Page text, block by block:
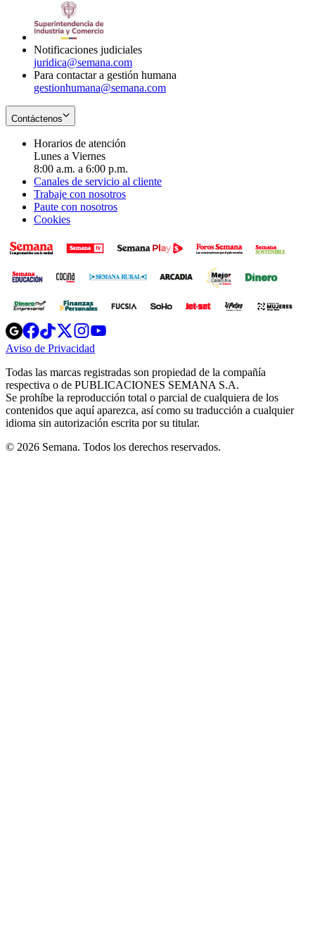
Notificaciones judiciales
juridica@semana.com
Para contactar a gestión humana
gestionhumana@semana.com
Contáctenos
Horarios de atención
Lunes a Viernes
8:00 a.m. a 6:00 p.m.
Canales de servicio al cliente
Trabaje con nosotros
Paute con nosotros
Cookies
Opens
in
new
Opens
in
new
Opens
in
new
window
Opens
new
windowwindow
Aviso de Privacidad
new
window
Todas las marcas registradas son propiedad de la compañía
respectiva o de PUBLICACIONES SEMANA S.A.
Se prohíbe la reproducción total o parcial de cualquiera de los
contenidos que aquí aparezca, así como su traducción a cualquier
idioma sin autorización escrita por su titular.
© 2026 Semana. Todos los derechos reservados.